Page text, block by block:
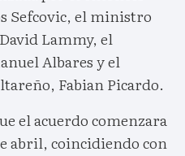
Sefcovic, el ministro
Lammy, el
Albares y el
Fabian Picardo.
el acuerdo comenzara
abril, coincidiendo con